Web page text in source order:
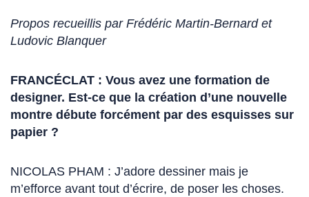
Propos recueillis par Frédéric Martin-Bernard et
Ludovic Blanquer
FRANCÉCLAT : Vous avez une formation de
designer. Est-ce que la création d’une nouvelle
montre débute forcément par des esquisses sur
papier ?
NICOLAS PHAM : J’adore dessiner mais je
m’efforce avant tout d’écrire, de poser les choses.